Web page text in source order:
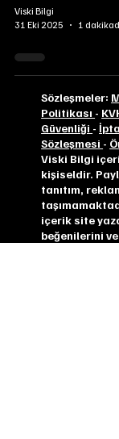
Viski Bilgi
31 Eki 2025
1
Sözleşmeler:
Politikası -
Güvenliği -
Sözleşmesi -
Viski Bilgi
kişiseldir.
tanıtım,
içerik site
beğenilerini